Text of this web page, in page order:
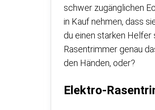
schwer zugänglichen
in Kauf nehmen, dass
du einen starken
Rasentrimmer genau
den Händen, oder?
Elektro-